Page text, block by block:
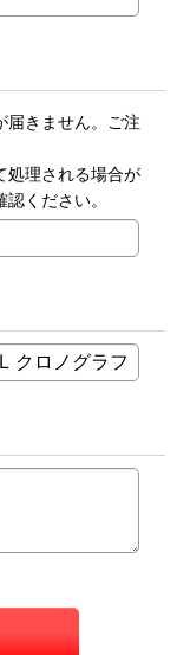
届きません。ご注
処理される場合が
ください。